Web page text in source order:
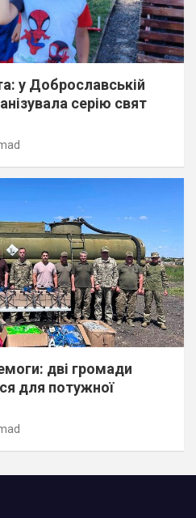
у Доброславській
серію свят
дві громади
для потужної